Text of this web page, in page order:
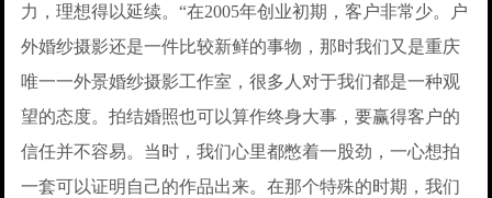
力，理想得以延续。“在2005年创业初期，客户非常少。户
外婚纱摄影还是一件比较新鲜的事物，那时我们又是重庆
唯一一外景婚纱摄影工作室，很多人对于我们都是一种观
望的态度。拍结婚照也可以算作终身大事，要赢得客户的
信任并不容易。当时，我们心里都憋着一股劲，一心想拍
一套可以证明自己的作品出来。在那个特殊的时期，我们